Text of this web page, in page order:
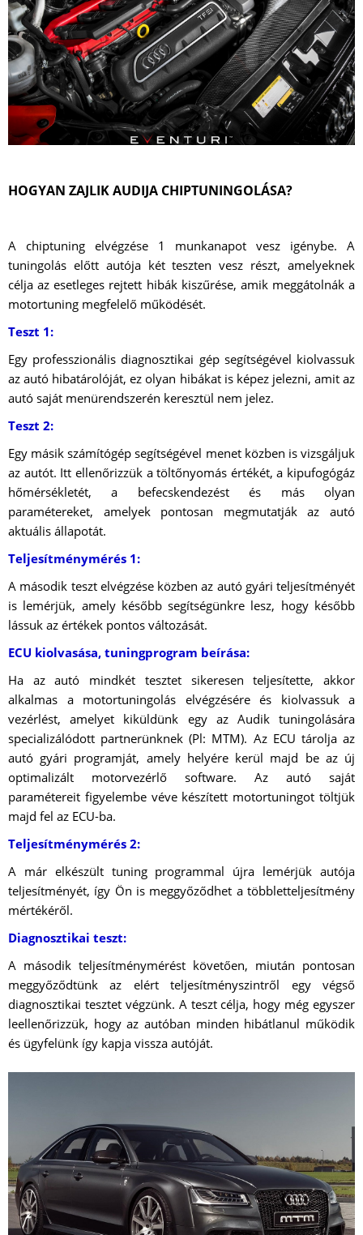
HOGYAN ZAJLIK AUDIJA CHIPTUNINGOLÁSA?
A chiptuning elvégzése 1 munkanapot vesz igénybe. A
tuningolás előtt autója két teszten vesz részt, amelyeknek
célja az esetleges rejtett hibák kiszűrése, amik meggátolnák a
motortuning megfelelő működését.
Teszt 1:
Egy professzionális diagnosztikai gép segítségével kiolvassuk
az autó hibatárolóját, ez olyan hibákat is képez jelezni, amit az
autó saját menürendszerén keresztül nem jelez.
Teszt 2:
Egy másik számítógép segítségével menet közben is vizsgáljuk
az autót. Itt ellenőrizzük a töltőnyomás értékét, a kipufogógáz
hőmérsékletét, a befecskendezést és más olyan
paramétereket, amelyek pontosan megmutatják az autó
aktuális állapotát.
Teljesítménymérés 1:
A második teszt elvégzése közben az autó gyári teljesítményét
is lemérjük, amely később segítségünkre lesz, hogy később
lássuk az értékek pontos változását.
ECU kiolvasása, tuningprogram beírása:
Ha az autó mindkét tesztet sikeresen teljesítette, akkor
alkalmas a motortuningolás elvégzésére és kiolvassuk a
vezérlést, amelyet kiküldünk egy az Audik tuningolására
specializálódott partnerünknek (Pl: MTM). Az ECU tárolja az
autó gyári programját, amely helyére kerül majd be az új
optimalizált motorvezérlő software. Az autó saját
paramétereit figyelembe véve készített motortuningot töltjük
majd fel az ECU-ba.
Teljesítménymérés 2:
A már elkészült tuning programmal újra lemérjük autója
teljesítményét, így Ön is meggyőződhet a többletteljesítmény
mértékéről.
Diagnosztikai teszt:
A második teljesítménymérést követően, miután pontosan
meggyőződtünk az elért teljesítményszintről egy végső
diagnosztikai tesztet végzünk. A teszt célja, hogy még egyszer
leellenőrizzük, hogy az autóban minden hibátlanul működik
és ügyfelünk így kapja vissza autóját.